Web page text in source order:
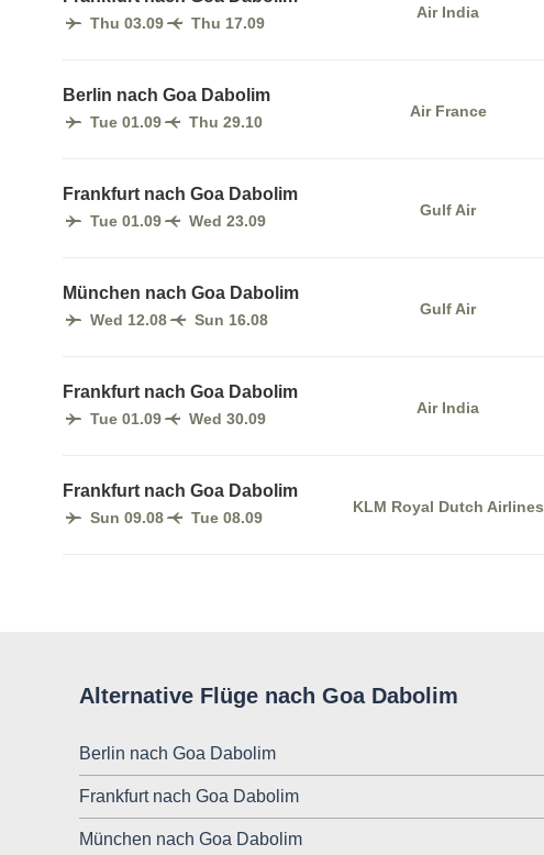
Thu 03.09 Thu 17.09
Air India
Berlin nach Goa Dabolim
Tue 01.09 Thu 29.10
Air France
Frankfurt nach Goa Dabolim
Tue 01.09 Wed 23.09
Gulf Air
München nach Goa Dabolim
Wed 12.08 Sun 16.08
Gulf Air
Frankfurt nach Goa Dabolim
Tue 01.09 Wed 30.09
Air India
Frankfurt nach Goa Dabolim
Sun 09.08 Tue 08.09
KLM Royal Dutch Airlines
Alternative Flüge nach Goa Dabolim
Berlin nach Goa Dabolim
Frankfurt nach Goa Dabolim
München nach Goa Dabolim